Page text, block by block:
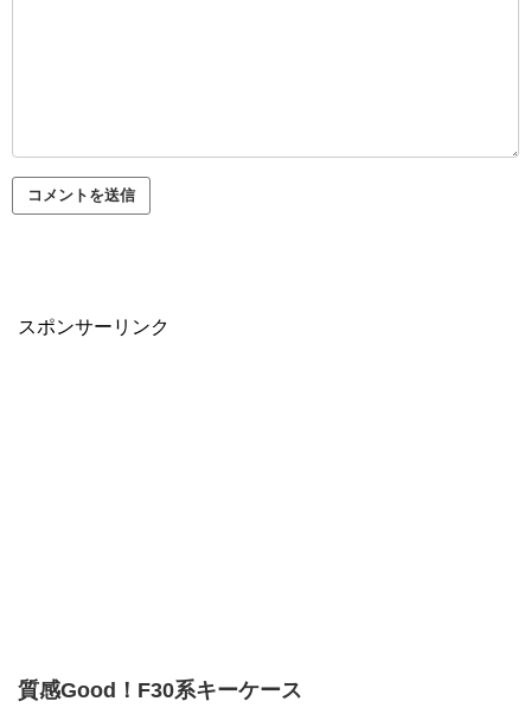
スポンサーリンク
質感Good！F30系キーケース